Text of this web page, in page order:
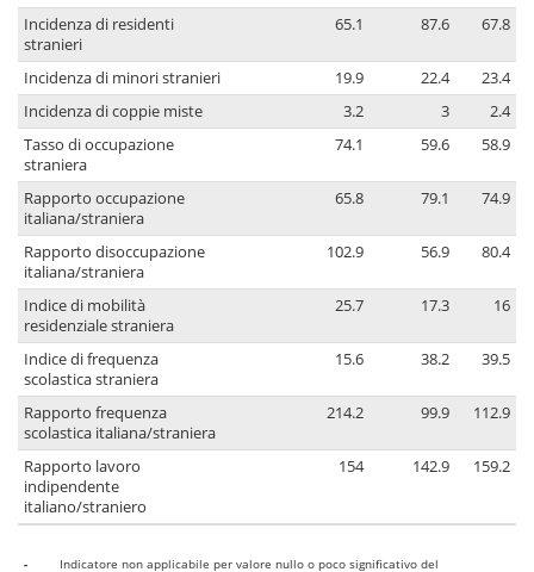
Incidenza di residenti
stranieri
65.1 87.6 67.8
Incidenza di minori stranieri 19.9 22.4
23.4
Incidenza di coppie miste
3.2 3
2.4
Tasso di occupazione
straniera
74.1 59.6 58.9
Rapporto occupazione
italiana/straniera
65.8 79.1 74.9
Rapporto disoccupazione
italiana/straniera
102.9 56.9 80.4
Indice di mobilità
residenziale straniera
25.7 17.3 16
Indice di frequenza
scolastica straniera
15.6 38.2 39.5
Rapporto frequenza
scolastica italiana/straniera
214.2 99.9 112.9
Rapporto lavoro
indipendente
italiano/straniero
154 142.9 159.2
- Indicatore non applicabile per valore nullo o poco significativo del